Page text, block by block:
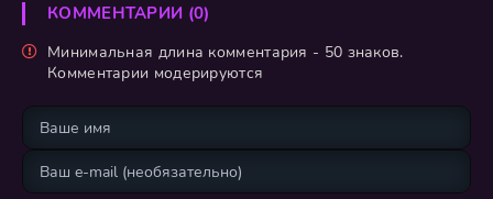
КОММЕНТАРИИ (0)
Минимальная длина комментария - 50 знаков.
Комментарии модерируются